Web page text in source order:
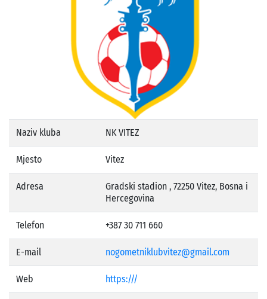
Naziv kluba NK VITEZ
Mjesto Vitez
Adresa
Gradski stadion , 72250 Vitez, Bosna i
Hercegovina
Telefon +387 30 711 660
E-mail nogometniklubvitez@gmail.com
Web https:///